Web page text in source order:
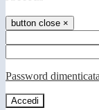
button close ×
Password